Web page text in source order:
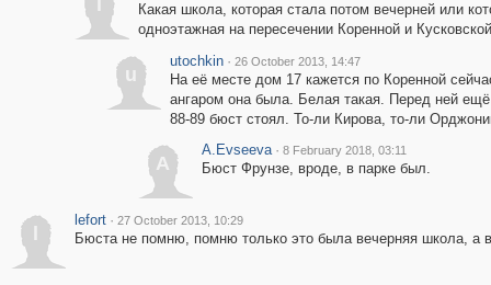
Какая школа, которая стала потом вечерней или
одноэтажная на пересечении Коренной и
u
utochkin · 26 October 2013, 14:47
На её месте дом 17 кажется по Коренной
ангаром она была. Белая такая. Перед ней
88-89 бюст стоял. То-ли Кирова, то-ли
A
A.Evseeva · 8 February 2018, 03:11
Бюст Фрунзе, вроде, в парке был.
lefort · 27 October 2013, 10:29
Бюста не помню, помню только это была вечерняя школа, а